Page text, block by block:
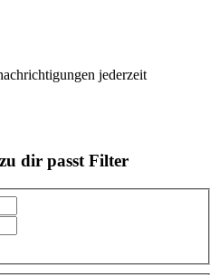
jederzeit
dir passt Filter